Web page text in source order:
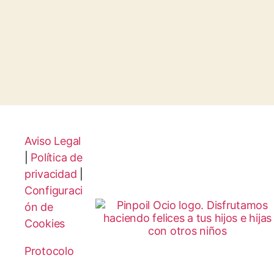
Aviso Legal
Política de
privacidad
Configuraci
ón de
Cookies
Protocolo